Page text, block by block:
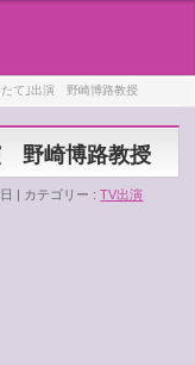
たて｣出演 野崎博路教授
野崎博路教授
カテゴリー :TV出演